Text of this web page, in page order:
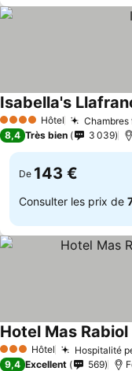
4 Étoiles Hôtel Chambres
Isabella's
8,4 Très bien 3 039
De 143 €
Consulter les prix de
3 ÉtoilesHôtel Hospitalité
Hotel Mas
9,4 Excellent 569